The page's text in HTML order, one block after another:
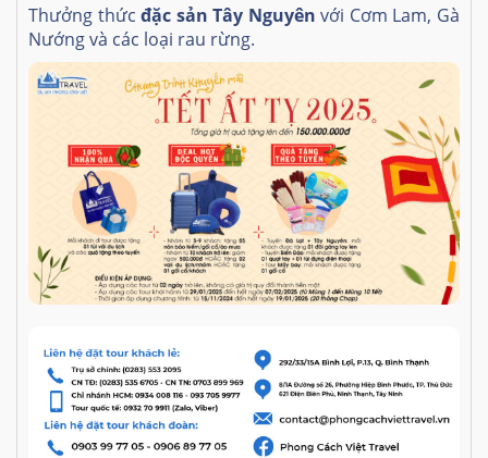
Thưởng thứcđặc sản Tây Nguyên với Cơm Lam, Gà
Nướng và các loại rau rừng.